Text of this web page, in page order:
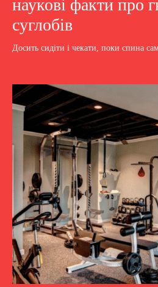
наукові факти про
суглобів
Досить сидіти і чекати, поки спина